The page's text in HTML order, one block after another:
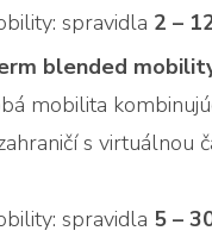
spravidla 2 –
blended
mobilita
s virtuálnou
spravidla 5 –